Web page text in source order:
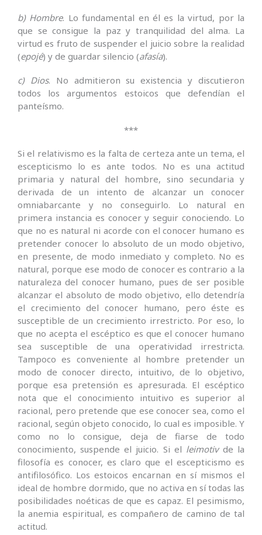
b) Hombre. Lo fundamental en él es la virtud, por la
que se consigue la paz y tranquilidad del alma. La
virtud es fruto de suspender el juicio sobre la realidad
(epojé) y de guardar silencio (afasía).
c) Dios. No admitieron su existencia y discutieron
todos los argumentos estoicos que defendían el
panteísmo.
***
Si el relativismo es la falta de certeza ante un tema, el
escepticismo lo es ante todos. No es una actitud
primaria y natural del hombre, sino secundaria y
derivada de un intento de alcanzar un conocer
omniabarcante y no conseguirlo. Lo natural en
primera instancia es conocer y seguir conociendo. Lo
que no es natural ni acorde con el conocer humano es
pretender conocer lo absoluto de un modo objetivo,
en presente, de modo inmediato y completo. No es
natural, porque ese modo de conocer es contrario a la
naturaleza del conocer humano, pues de ser posible
alcanzar el absoluto de modo objetivo, ello detendría
el crecimiento del conocer humano, pero éste es
susceptible de un crecimiento irrestricto. Por eso, lo
que no acepta el escéptico es que el conocer humano
sea susceptible de una operatividad irrestricta.
Tampoco es conveniente al hombre pretender un
modo de conocer directo, intuitivo, de lo objetivo,
porque esa pretensión es apresurada. El escéptico
nota que el conocimiento intuitivo es superior al
racional, pero pretende que ese conocer sea, como el
racional, según objeto conocido, lo cual es imposible. Y
como no lo consigue, deja de fiarse de todo
conocimiento, suspende el juicio. Si el leimotivde la
filosofía es conocer, es claro que el escepticismo es
antifilosófico. Los estoicos encarnan en sí mismos el
ideal de hombre dormido, que no activa en sí todas las
posibilidades noéticas de que es capaz. El pesimismo,
la anemia espiritual, es compañero de camino de tal
actitud.